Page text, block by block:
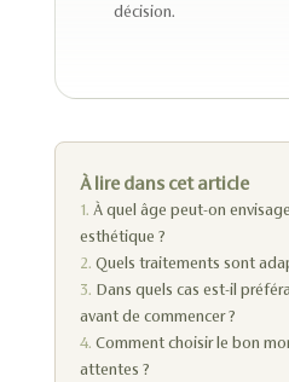
décision.
À lire dans cet article
À quel âge peut-on
esthétique ?
Quels traitements sont
Dans quels cas est-il
avant de commencer ?
Comment choisir le bon
attentes ?